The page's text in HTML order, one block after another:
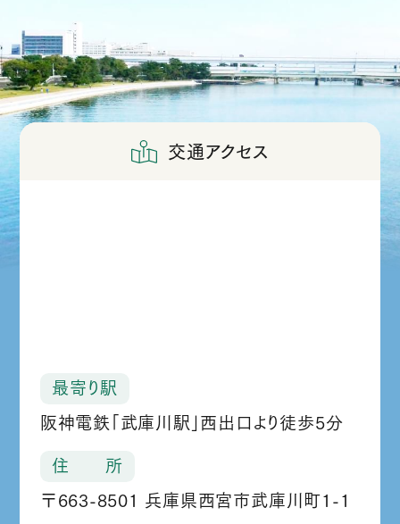
交通アクセス
最寄り駅
阪神電鉄「武庫川駅」西出口より徒歩5分
住 所
〒663-8501 兵庫県西宮市武庫川町1-1